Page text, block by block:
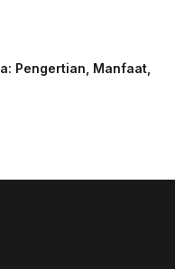
Pengertian, Manfaat,